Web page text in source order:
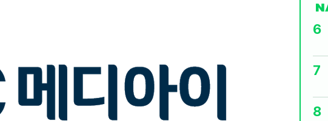
2
1236회 로또 1등 당첨번호
'12·18·21·29·34·38'번…1등 당첨지역
어디?
3
"출근길에 우연히 복권 샀는데…" 1등 5억
6
7
8